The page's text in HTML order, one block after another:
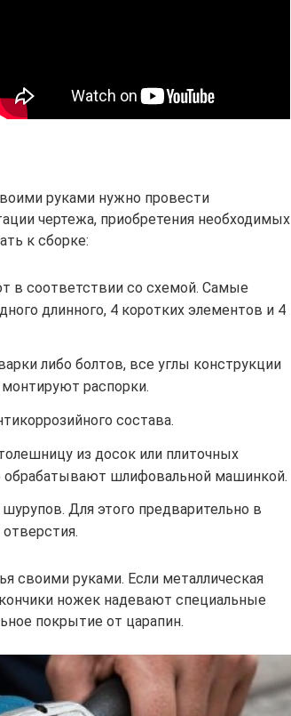
руками нужно провести
чертежа, приобретения необходимых
к сборке:
в соответствии со схемой. Самые
длинного, 4 коротких элементов и 4
либо болтов, все углы конструкции
распорки.
состава.
из досок или плиточных
обрабатывают шлифовальной машинкой.
Для этого предварительно в
своими руками. Если металлическая
ножек надевают специальные
покрытие от царапин.